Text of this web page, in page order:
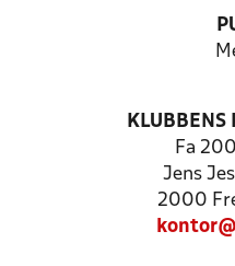
KLUBBENS
Fa
Jens
2000